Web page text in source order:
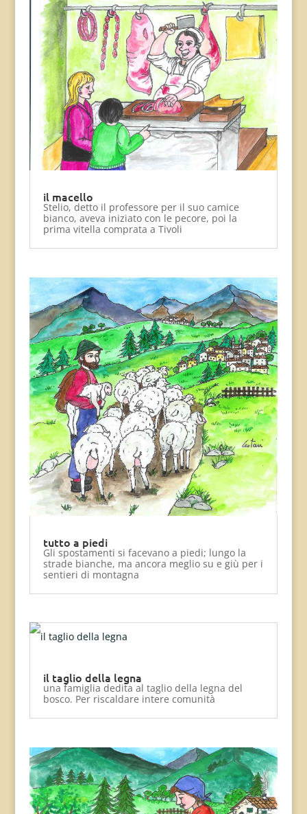
il macello
Stelio, detto il professore per il suo camice
bianco, aveva iniziato con le pecore, poi la
prima vitella comprata a Tivoli
tutto a piedi
Gli spostamenti si facevano a piedi; lungo la
strade bianche, ma ancora meglio su e giù per i
sentieri di montagna
il taglio della legna
una famiglia dedita al taglio della legna del
bosco. Per riscaldare intere comunità